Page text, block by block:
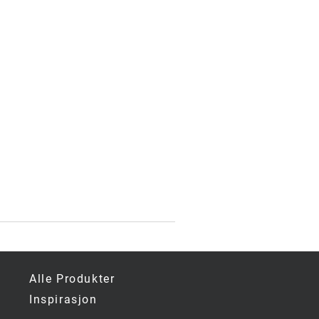
Alle Produkter
Inspirasjon